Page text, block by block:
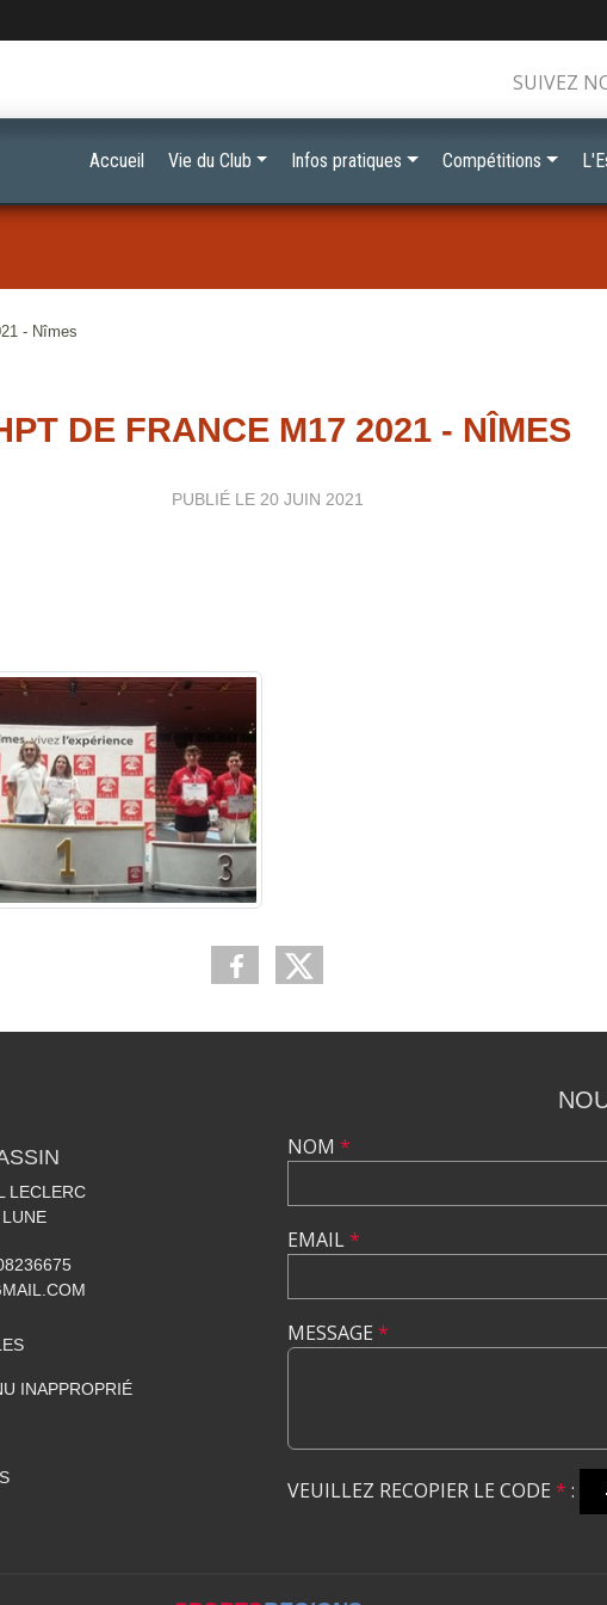
- Nîmes
DE FRANCE M17 2021 - NÎMES
PUBLIÉ LE 20 JUIN 2021
SUIVEZ
Accueil Vie du Club Infos pratiques Compétitions
LECLERC
INAPPROPRIÉ
NOM *
EMAIL*
MESSAGE *
VEUILLEZ RECOPIER LE CODE * :